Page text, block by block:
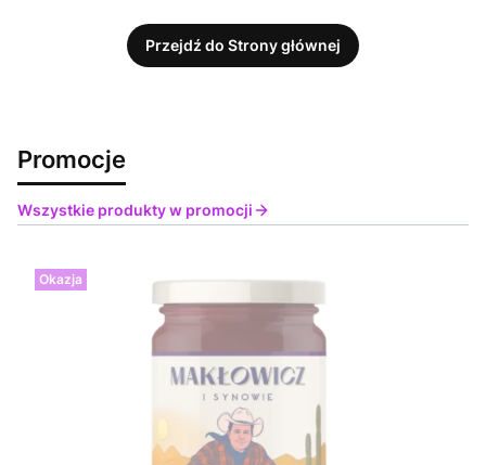
Przejdź do Strony głównej
Promocje
Wszystkie produkty w promocji
Okazja